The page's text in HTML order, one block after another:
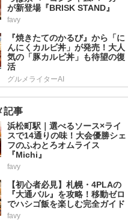
が新登場『BRISK STAND』
favy
『焼きたてのかるび』から「に
んにくカルビ丼」が発売！大人
気の「豚カルビ丼」も待望の復
活
グルメライターAI
記事
浜松町駅｜選べるソース×ライ
スで14通りの味！大会優勝シェ
フのふわとろオムライス
『Michi』
favy
【初心者必見】札幌・4PLAの
『大通バル』を攻略！移動ゼロ
でハシゴ飯を楽しむ完全ガイド
favy